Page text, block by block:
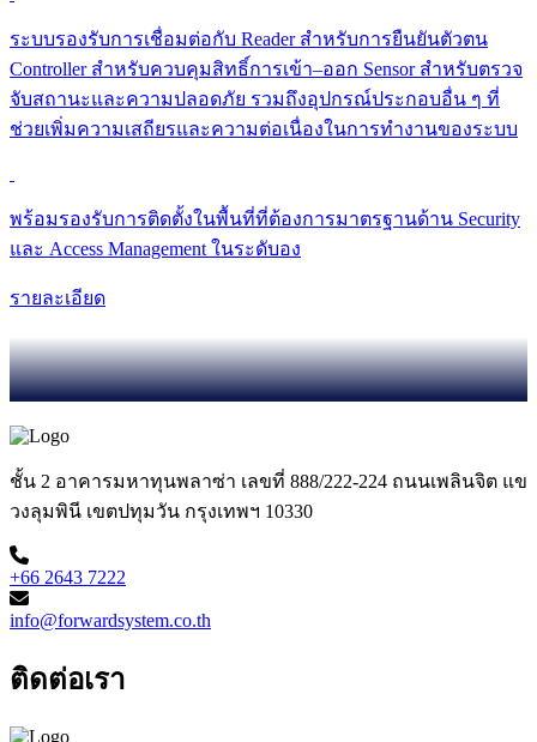
ระบบควบคุมการเข้า–ออกผ่าน Application (Mobile & Web
Access System) ถูกออกแบบมาเพื่อยกระดับการบริหารจัดการ
ดิจิทัล โดยผู้ใช้งานสามารถใช้ Mobile Application หรือ Web
Platform สำหรับการยืนยันตัวตน การเข้าใช้งานพื้นที่ และการ
จัดการสิทธิ์ได้อย่างสะดวกและปลอดภัย
ตัวในการบริหารจัดการผู้ใช้งาน และรองรับการกำหนดสิทธิ์
แบบ Real-time สำหรับองค์กรที่ต้องการระบบ Access Control ที่
ทันสมัยและยืดหยุ่นมากยิ่งขึ้น
อุปกรณ์เสริมการควบคุมการเข้าถึง